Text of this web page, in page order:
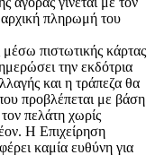
αρχική πληρωμή του
πιστωτικής κάρτας
την εκδότρια
και η τράπεζα θα
προβλέπεται με βάση
πελάτη χωρίς
Η Επιχείρηση
καμία ευθύνη για